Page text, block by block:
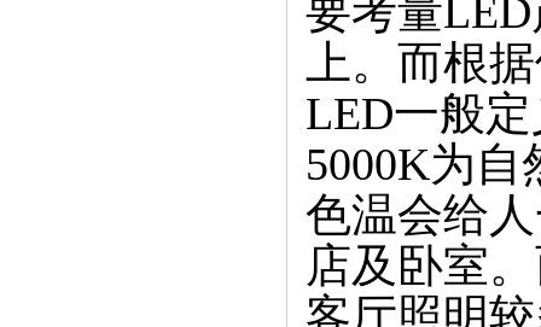
要考量
上。而根
LED一般
5000K为
色温会给
店及卧室
客厅照明